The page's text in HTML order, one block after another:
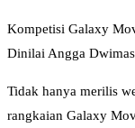
Kompetisi Galaxy
Dinilai Angga
Tidak hanya merilis
rangkaian Galaxy